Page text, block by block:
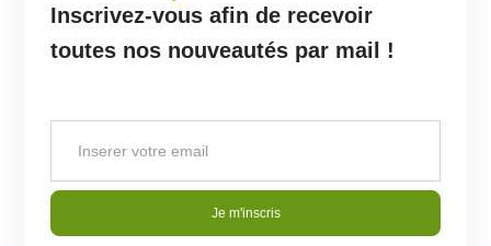
Inscrivez-vous afin de recevoir
toutes nos nouveautés par mail !
Je m'inscris